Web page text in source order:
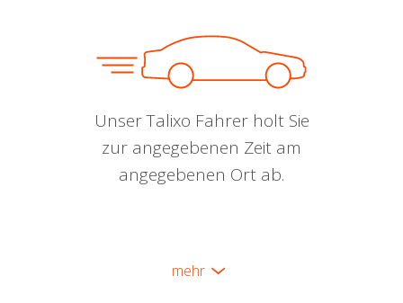
Unser Talixo Fahrer holt Sie
zur angegebenen Zeit am
angegebenen Ort ab.
mehr